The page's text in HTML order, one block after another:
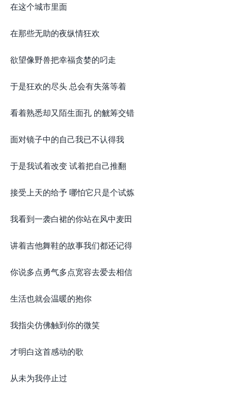
在这个城市里面
在那些无助的夜纵情狂欢
欲望像野兽把幸福贪婪的叼走
于是狂欢的尽头 总会有失落等着
看着熟悉却又陌生面孔 的觥筹交错
面对镜子中的自己我已不认得我
于是我试着改变 试着把自己推翻
接受上天的给予 哪怕它只是个试炼
我看到一袭白裙的你站在风中麦田
讲着吉他舞鞋的故事我们都还记得
你说多点勇气多点宽容去爱去相信
生活也就会温暖的抱你
我指尖仿佛触到你的微笑
才明白这首感动的歌
从未为我停止过